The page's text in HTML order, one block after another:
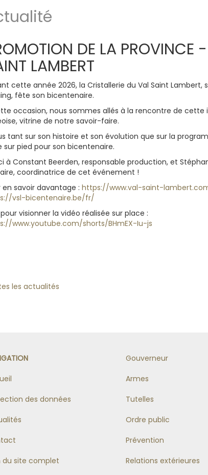
DE LA PROVINCE
LAMBERT
cette année 2026, la Cristallerie du Val Saint Lambert,
fête son bicentenaire.
occasion, nous sommes allés à la rencontre de cette
vitrine de notre savoir-faire.
tant sur son histoire et son évolution que sur la
sur pied pour son bicentenaire.
à Constant Beerden, responsable production, et
coordinatrice de cet événement !
en savoir davantage :https://www.val-saint-
vsl-bicentenaire.be/fr/
visionner la vidéo réalisée sur place :
www.youtube.com/shorts/BHmEX-Iu-js
les actualités
des données
du site complet
Gouverneur
Armes
Tutelles
Ordre public
Prévention
Relations extérieures